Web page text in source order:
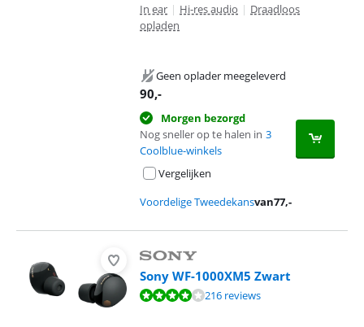
In ear | Hi-res audio | Draadloos
opladen
Geen oplader meegeleverd
90,-
Morgen bezorgd
Nog sneller op te halen in 3
Coolblue-winkels
Vergelijken
Voordelige Tweedekansvan77,-
Sony WF-1000XM5 Zwart
Beoordeling is 8,3 van de 10, gebaseerd op 216 reviews.
216 reviews